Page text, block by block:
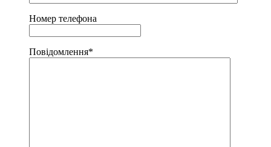
Номер телефона
Повідомлення*